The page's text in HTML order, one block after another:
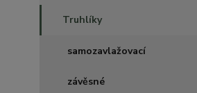
Truhlíky
samozavlažovací
závěsné